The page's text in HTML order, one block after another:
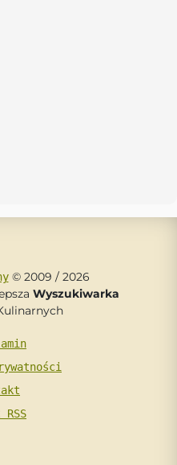
© 2009 / 2026
Wyszukiwarka
RSS